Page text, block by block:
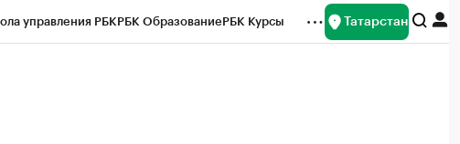
управления РБКРБК ОбразованиеРБК Курсы Татарстан